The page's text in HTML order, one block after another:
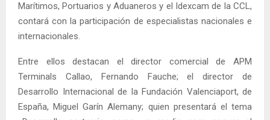
Marítimos, Portuarios y Aduaneros y el Idexcam de la CCL,
contará con la participación de especialistas nacionales e
internacionales.
Entre ellos destacan el director comercial de APM
Terminals Callao, Fernando Fauche; el director de
Desarrollo Internacional de la Fundación Valenciaport, de
España, Miguel Garín Alemany; quien presentará el tema